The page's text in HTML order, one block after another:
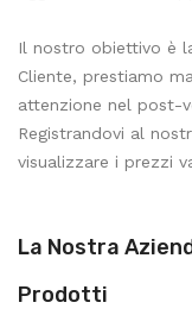
Il nostro obiettivo è
Cliente, prestiamo
attenzione nel post-
Registrandovi al
visualizzare i prezzi
La Nostra
Prodotti